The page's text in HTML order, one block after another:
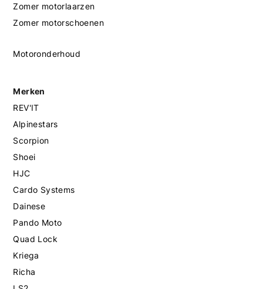
Zomer motorlaarzen
Zomer motorschoenen
Motoronderhoud
Merken
REV'IT
Alpinestars
Scorpion
Shoei
HJC
Cardo Systems
Dainese
Pando Moto
Quad Lock
Kriega
Richa